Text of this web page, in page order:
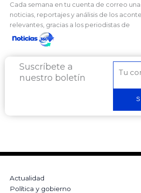
Cada semana en tu cuenta de correo
noticias, reportajes y análisis de los
relevantes, gracias a los periodistas de
Suscríbete a
nuestro boletín
Actualidad
Política y gobierno